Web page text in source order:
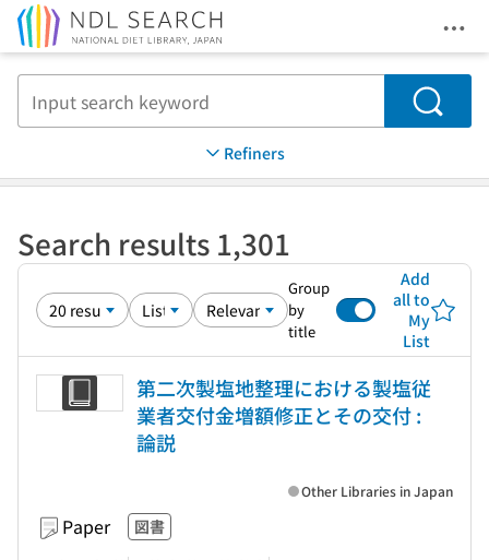
Search
Refiners
Search results 1,301
Group
by
title
Add
all to
My
List
第二次製塩地整理における製塩従
業者交付金増額修正とその交付 :
論説
Paper 図書
Other Libraries in Japan